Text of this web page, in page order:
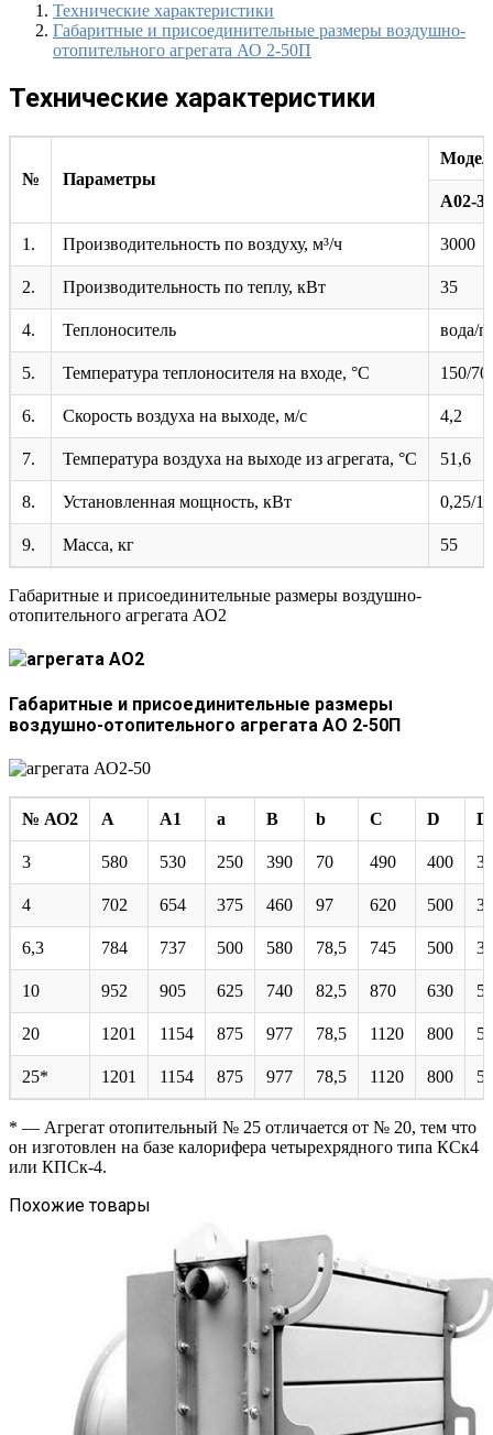
Технические характеристики
Габаритные и присоединительные размеры воздушно-
отопительного агрегата АО 2-50П
Технические характеристики
№ Параметры
A02-3
1. Производительность по воздуху, м³/ч 3000
2. Производительность по теплу, кВт 35
4. Теплоноситель вода/
5. Температура теплоносителя на входе, °С 150/70
6. Скорость воздуха на выходе, м/с 4,2
7. Температура воздуха на выходе из агрегата, °С 51,6
8. Установленная мощность, кВт 0,25/
9. Масса, кг 55
Габаритные и присоединительные размеры воздушно-
отопительного агрегата АО2
Габаритные и присоединительные размеры
воздушно-отопительного агрегата АО 2-50П
№ АО2 A A1 a B b C D
3 580 530 250 390 70 490 400 32
4 702 654 375 460 97 620 500 32
6,3 784 737 500 580 78,5 745 500 32
10 952 905 625 740 82,5 870 630 50
20 1201 1154 875 977 78,5 1120 800 50
25* 1201 1154 875 977 78,5 1120 800 50
* — Агрегат отопительный № 25 отличается от № 20, тем что
он изготовлен на базе калорифера четырехрядного типа КСк4
или КПСк-4.
Похожие товары